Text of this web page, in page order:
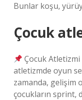
Bunlar koşu,
Çocuk
Çocuk Atletizmi
atletizmde oyun
zamanda, gelişim
çocukların sprint,